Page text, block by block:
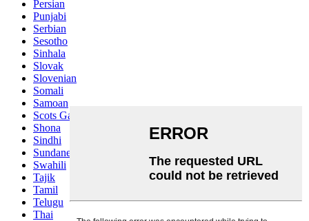
Persian
Punjabi
Serbian
Sesotho
Sinhala
Slovak
Slovenian
Somali
Samoan
Scots Gaelic
Shona
Sindhi
Sundanese
Swahili
Tajik
Tamil
Telugu
Thai